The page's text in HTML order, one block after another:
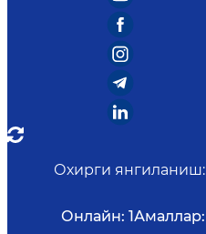
Охирги янгиланиш:
Онлайн: 1Амаллар: